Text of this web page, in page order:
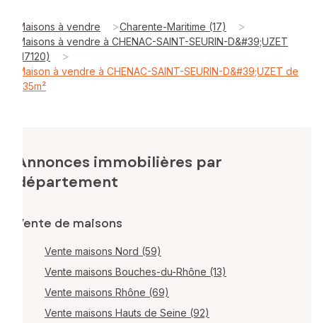
Maisons à vendre >Charente-Maritime (17) >
Maisons à vendre à CHENAC-SAINT-SEURIN-D&#39;UZET
(17120)
>
Maison à vendre à CHENAC-SAINT-SEURIN-D&#39;UZET de
235m²
Annonces immobilières par
département
Vente de maisons
Vente maisons Nord (59)
Vente maisons Bouches-du-Rhône (13)
Vente maisons Rhône (69)
Vente maisons Hauts de Seine (92)